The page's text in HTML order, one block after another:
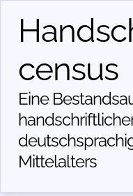
census
Eine
Mittelalters